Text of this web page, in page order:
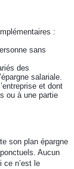
:
sans
des
salariale.
et dont
ou à une partie
son plan épargne
Aucun
ce n’est le